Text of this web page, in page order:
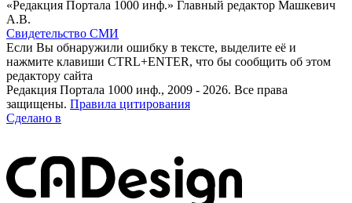
«Редакция Портала 1000 инф.» Главный редактор Машкевич
А.В.
Свидетельство СМИ
Если Вы обнаружили ошибку в тексте, выделите её и
нажмите клавиши CTRL+ENTER, что бы сообщить об этом
редактору сайта
Редакция Портала 1000 инф., 2009 - 2026. Все права
защищены. Правила цитирования
Сделано в